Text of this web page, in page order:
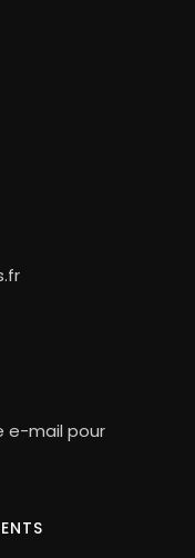
e-mail pour